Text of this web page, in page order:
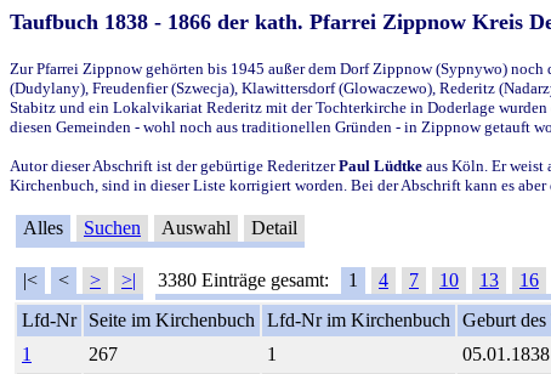
Taufbuch 1838 - 1866 der kath. Pfarrei Zippnow Kreis
Zur Pfarrei Zippnow gehörten bis 1945 außer dem Dorf Zippnow (Sypnywo)
(Dudylany), Freudenfier (Szwecja), Klawittersdorf (Glowaczewo), Rederitz
Stabitz und ein Lokalvikariat Rederitz mit der Tochterkirche in Doderlage
diesen Gemeinden - wohl noch aus traditionellen Gründen - in Zippnow getauft
Autor dieser Abschrift ist der gebürtige RederitzerPaul Lüdtke aus Köln. Er weist
Kirchenbuch, sind in dieser Liste korrigiert worden. Bei der Abschrift kann es
Alles Suchen Auswahl Detail
|< < > >| 3380 Einträge gesamt: 1 4 7 10 13 16
Lfd-Nr
Seite im Kirchenbuch Lfd-Nr im Kirchenbuch Geburt
1
267 1 05.01.1838